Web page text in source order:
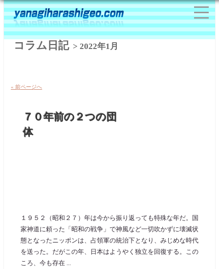
コラム日記> 2022年1月
« 前ページへ
７０年前の２つの団
体
１９５２（昭和２７）年は今から振り返っても特殊な年だ。国
家神道に頼った「昭和の戦争」で神風など一切吹かずに壊滅状
態となったニッポンは、占領軍の統治下となり、みじめな時代
を送った。だがこの年、日本はようやく独立を回復する。この
ころ、今も存在 ...